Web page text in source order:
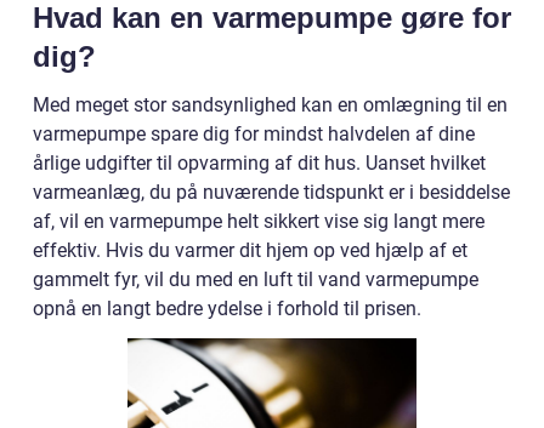
Hvad kan en varmepumpe gøre for
dig?
Med meget stor sandsynlighed kan en omlægning til en
varmepumpe spare dig for mindst halvdelen af dine
årlige udgifter til opvarming af dit hus. Uanset hvilket
varmeanlæg, du på nuværende tidspunkt er i besiddelse
af, vil en varmepumpe helt sikkert vise sig langt mere
effektiv. Hvis du varmer dit hjem op ved hjælp af et
gammelt fyr, vil du med en luft til vand varmepumpe
opnå en langt bedre ydelse i forhold til prisen.